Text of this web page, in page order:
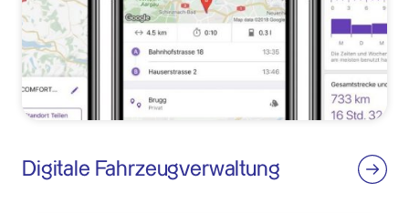
Digitale Fahrzeugverwaltung